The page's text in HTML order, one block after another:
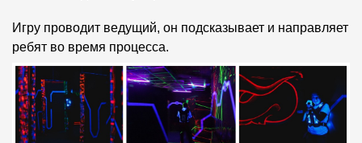
Игру проводит ведущий, он подсказывает и направляет
ребят во время процесса.